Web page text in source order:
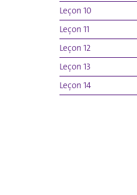
Leçon 10
Leçon 11
Leçon 12
Leçon 13
Leçon 14